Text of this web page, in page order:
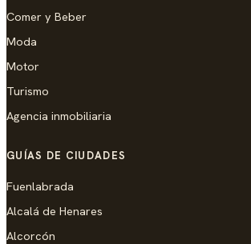
Comer y Beber
Moda
Motor
Turismo
Agencia inmobiliaria
GUÍAS DE CIUDADES
Fuenlabrada
Alcalá de Henares
Alcorcón